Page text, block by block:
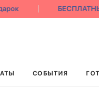
БЕСПЛАТНЫЙ
СОБЫТИЯ